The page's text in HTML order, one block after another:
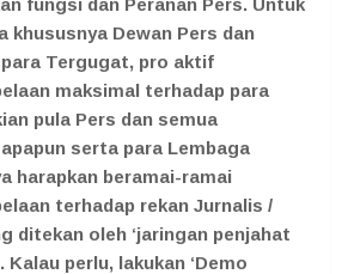
khususnya Dewan Pers dan
Tergugat, pro aktif
maksimal terhadap para
pula Pers dan semua
serta para Lembaga
harapkan beramai-ramai
terhadap rekan Jurnalis /
ditekan oleh ‘jaringan penjahat
Kalau perlu, lakukan ‘Demo